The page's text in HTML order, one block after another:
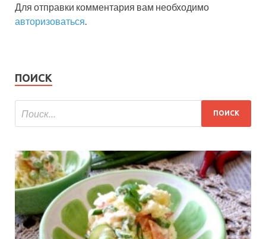
Для отправки комментария вам необходимо
авторизоваться
ПОИСК